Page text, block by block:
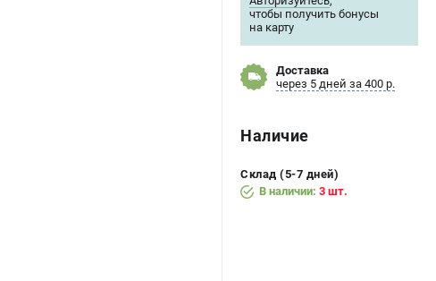
чтобы получить бонусы
на карту
Доставка
через 5 дней за 400 р.
Наличие
Склад (5-7 дней)
В наличии: 3 шт.